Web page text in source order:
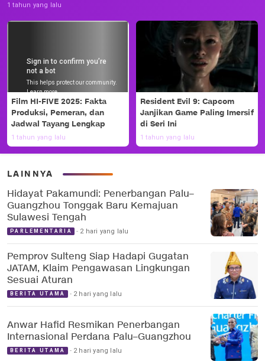
1 tahun yang lalu
Film HI-FIVE 2025: Fakta
Produksi, Pemeran, dan
Jadwal Tayang Lengkap
1 tahun yang lalu
Resident Evil 9: Capcom
Janjikan Game Paling Imersif
di Seri Ini
1 tahun yang lalu
LAINNYA
Hidayat Pakamundi: Penerbangan Palu–
Guangzhou Tonggak Baru Kemajuan
Sulawesi Tengah
PARLEMENTARIA 2 hari yang lalu
Pemprov Sulteng Siap Hadapi Gugatan
JATAM, Klaim Pengawasan Lingkungan
Sesuai Aturan
BERITA UTAMA 2 hari yang lalu
Anwar Hafid Resmikan Penerbangan
Internasional Perdana Palu–Guangzhou
BERITA UTAMA 2 hari yang lalu